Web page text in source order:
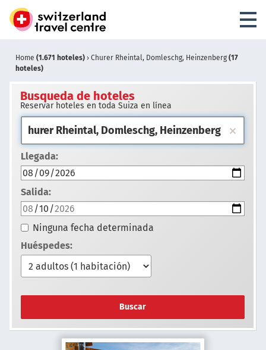
Home (1.671 hoteles) › Churer Rheintal, Domleschg, Heinzenberg (17
hoteles)
Busqueda de hoteles
Reservar hoteles en toda Suiza en línea
Llegada:
Salida:
Ninguna fecha determinada
Huéspedes:
Buscar